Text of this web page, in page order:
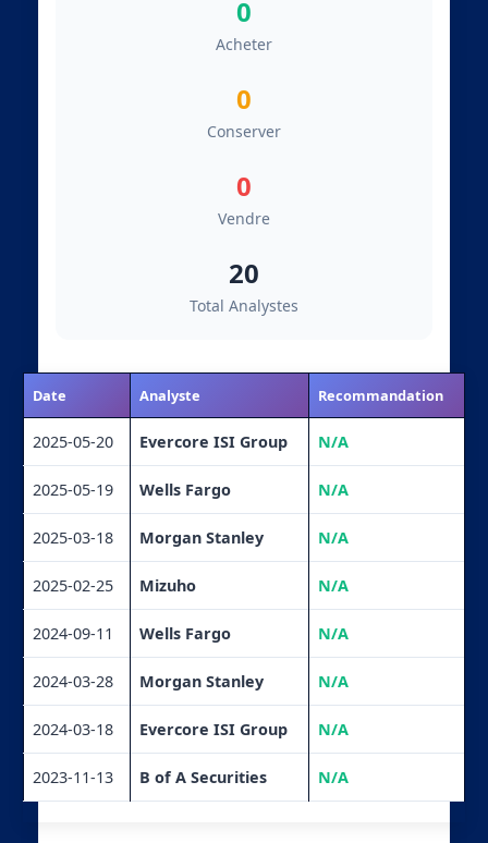
0
Acheter
0
Conserver
0
Vendre
20
Total Analystes
Date Analyste Recommandation
2025-05-20 Evercore ISI Group N/A
2025-05-19 Wells Fargo N/A
2025-03-18 Morgan Stanley N/A
2025-02-25 Mizuho N/A
2024-09-11 Wells Fargo N/A
2024-03-28 Morgan Stanley N/A
2024-03-18 Evercore ISI Group N/A
2023-11-13 B of A Securities N/A